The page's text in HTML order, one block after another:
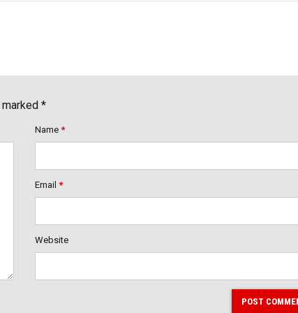
*
Name *
Email *
Website
POST